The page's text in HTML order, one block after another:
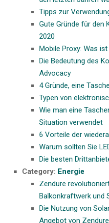
Tipps zur
Gute Gründe für den
2020
Mobile Proxy: Was ist
Die Bedeutung des
Advocacy
4 Gründe, eine
Typen von
Wie man eine
Situation verwendet
6 Vorteile der
Warum sollten Sie
Die besten
Category: Energie
Zendure
Balkonkraftwerk und
Die Nutzung von
Angebot von Zendure